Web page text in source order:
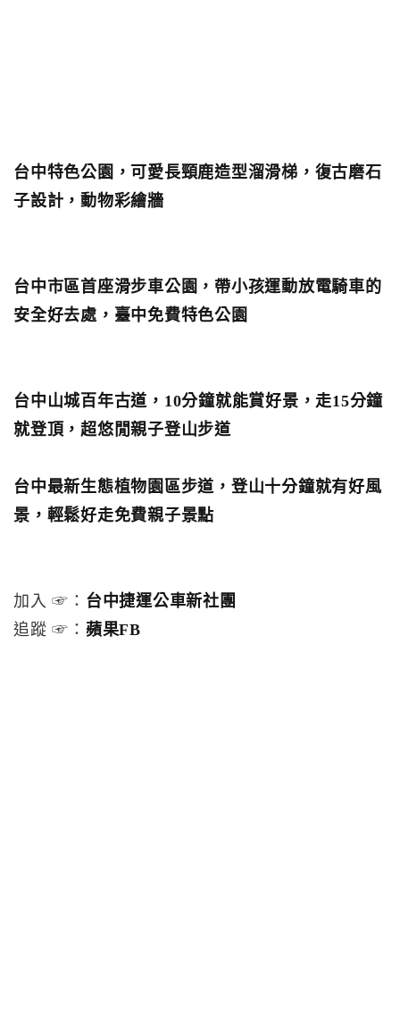
台中特色公園，可愛長頸鹿造型溜滑梯，復古磨石
子設計，動物彩繪牆
台中市區首座滑步車公園，帶小孩運動放電騎車的
安全好去處，臺中免費特色公園
台中山城百年古道，10分鐘就能賞好景，走15分鐘
就登頂，超悠閒親子登山步道
台中最新生態植物園區步道，登山十分鐘就有好風
景，輕鬆好走免費親子景點
加入 ☞： 台中捷運公車新社團
追蹤 ☞： 蘋果FB